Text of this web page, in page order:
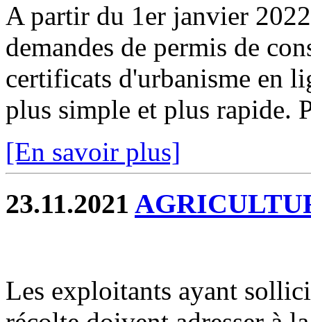
A partir du 1er janvier
demandes de permis de
certificats d'urbanisme en
plus simple et plus rapide.
[En savoir plus]
23.11.2021
Les exploitants ayant